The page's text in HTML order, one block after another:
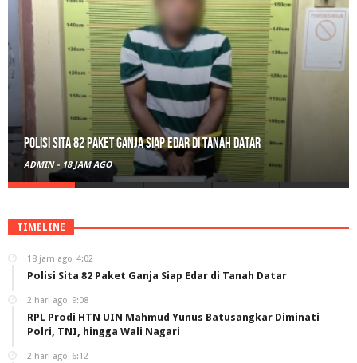
Polisi Sita 82 Paket Ganja Siap Edar di Tanah Datar
ADMIN - 18 JAM AGO
TIMELINE
18 jam ago 4:02
Polisi Sita 82 Paket Ganja Siap Edar di Tanah Datar
2 hari ago 9:08
RPL Prodi HTN UIN Mahmud Yunus Batusangkar Diminati
Polri, TNI, hingga Wali Nagari
2 hari ago 6:12